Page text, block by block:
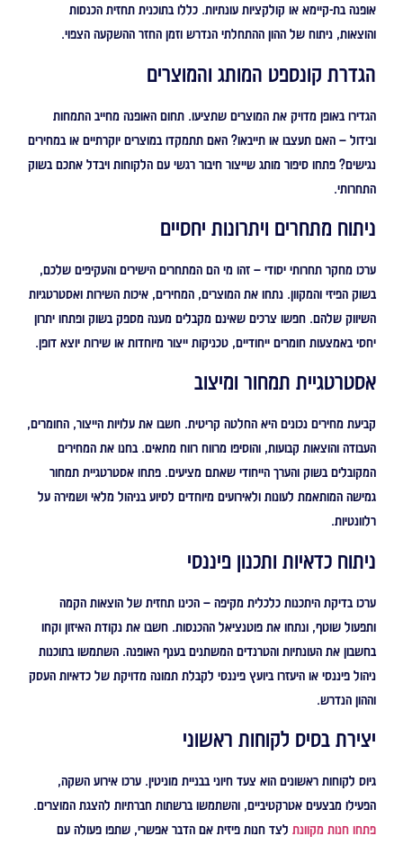
אופנה בת-קיימא או קולקציות עונתיות. כללו בתוכנית תחזית הכנסות
והוצאות, ניתוח של ההון ההתחלתי הנדרש וזמן החזר ההשקעה הצפוי.
הגדרת קונספט המותג והמוצרים
הגדירו באופן מדויק את המוצרים שתציעו. תחום האופנה מחייב התמחות
ובידול – האם תעצבו או תייבאו? האם תתמקדו במוצרים יוקרתיים או במחירים
נגישים? פתחו סיפור מותג שייצור חיבור רגשי עם הלקוחות ויבדל אתכם בשוק
התחרותי.
ניתוח מתחרים ויתרונות יחסיים
ערכו מחקר תחרותי יסודי – זהו מי הם המתחרים הישירים והעקיפים שלכם,
בשוק הפיזי והמקוון. נתחו את המוצרים, המחירים, איכות השירות ואסטרטגיות
השיווק שלהם. חפשו צרכים שאינם מקבלים מענה מספק בשוק ופתחו יתרון
יחסי באמצעות חומרים ייחודיים, טכניקות ייצור מיוחדות או שירות יוצא דופן.
אסטרטגיית תמחור ומיצוב
קביעת מחירים נכונים היא החלטה קריטית. חשבו את עלויות הייצור, החומרים,
העבודה והוצאות קבועות, והוסיפו מרווח רווח מתאים. בחנו את המחירים
המקובלים בשוק והערך הייחודי שאתם מציעים. פתחו אסטרטגיית תמחור
גמישה המותאמת לעונות ולאירועים מיוחדים לסיוע בניהול מלאי ושמירה על
רלוונטיות.
ניתוח כדאיות ותכנון פיננסי
ערכו בדיקת היתכנות כלכלית מקיפה – הכינו תחזית של הוצאות הקמה
ותפעול שוטף, ונתחו את פוטנציאל ההכנסות. חשבו את נקודת האיזון וקחו
בחשבון את העונתיות והטרנדים המשתנים בענף האופנה. השתמשו בתוכנות
ניהול פיננסי או היעזרו ביועץ פיננסי לקבלת תמונה מדויקת של כדאיות העסק
וההון הנדרש.
יצירת בסיס לקוחות ראשוני
גיוס לקוחות ראשונים הוא צעד חיוני בבניית מוניטין. ערכו אירוע השקה,
הפעילו מבצעים אטרקטיביים, והשתמשו ברשתות חברתיות להצגת המוצרים.
פתחו חנות מקוונת לצד חנות פיזית אם הדבר אפשרי, שתפו פעולה עם